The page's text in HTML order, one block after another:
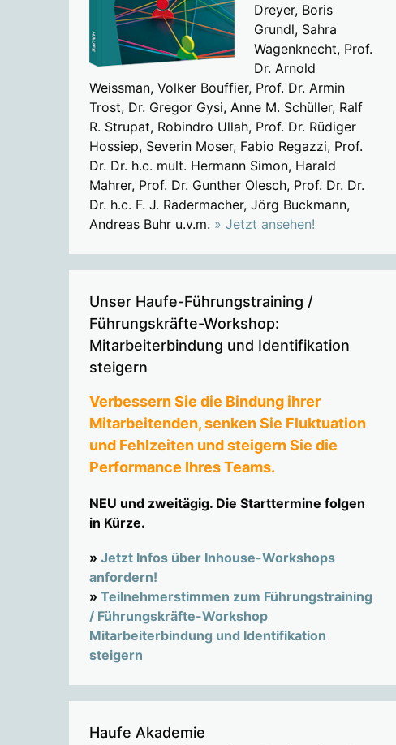
Dreyer, Boris
Grundl, Sahra
Wagenknecht, Prof.
Dr. Arnold
Weissman, Volker Bouffier, Prof. Dr. Armin
Trost, Dr. Gregor Gysi, Anne M. Schüller, Ralf
R. Strupat, Robindro Ullah, Prof. Dr. Rüdiger
Hossiep, Severin Moser, Fabio Regazzi, Prof.
Dr. Dr. h.c. mult. Hermann Simon, Harald
Mahrer, Prof. Dr. Gunther Olesch, Prof. Dr. Dr.
Dr. h.c. F. J. Radermacher, Jörg Buckmann,
Andreas Buhr u.v.m. » Jetzt ansehen!
Unser Haufe-Führungstraining /
Führungskräfte-Workshop:
Mitarbeiterbindung und Identifikation
steigern
Verbessern Sie die Bindung ihrer
Mitarbeitenden, senken Sie Fluktuation
und Fehlzeiten und steigern Sie die
Performance Ihres Teams.
NEU und zweitägig. Die Starttermine folgen
in Kürze.
» Jetzt Infos über Inhouse-Workshops
anfordern!
» Teilnehmerstimmen zum Führungstraining
/ Führungskräfte-Workshop
Mitarbeiterbindung und Identifikation
steigern
Haufe Akademie